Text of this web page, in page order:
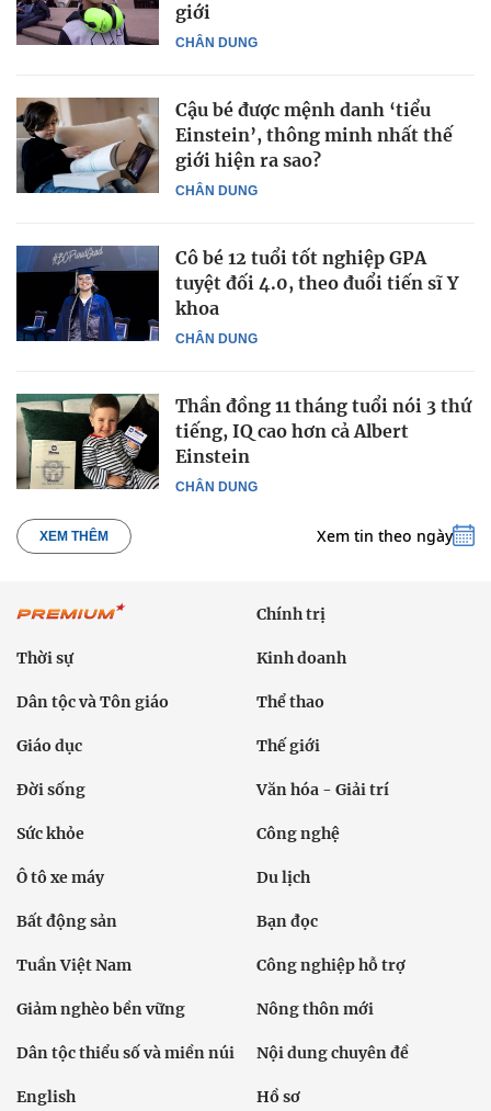
CHÂN DUNG
giới
CHÂN DUNG
Cậu bé được mệnh danh ‘tiểu
Einstein’, thông minh nhất thế
giới hiện ra sao?
CHÂN DUNG
Cô bé 12 tuổi tốt nghiệp GPA
tuyệt đối 4.0, theo đuổi tiến sĩ Y
khoa
CHÂN DUNG
Thần đồng 11 tháng tuổi nói 3 thứ
tiếng, IQ cao hơn cả Albert
Einstein
XEM THÊM Xem tin theo ngày
Chính trị
Thời sự Kinh doanh
Dân tộc và Tôn giáo Thể thao
Giáo dục Thế giới
Đời sống Văn hóa - Giải trí
Sức khỏe Công nghệ
Ô tô xe máy Du lịch
Bất động sản Bạn đọc
Tuần Việt Nam Công nghiệp hỗ trợ
Giảm nghèo bền vững Nông thôn mới
Dân tộc thiểu số và miền núi Nội dung chuyên đề
English Hồ sơ